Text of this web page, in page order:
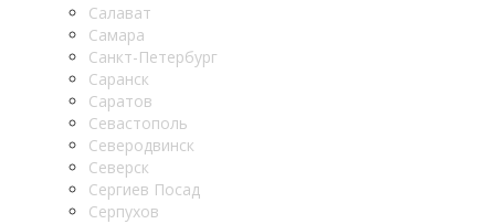
Салават
Самара
Санкт-Петербург
Саранск
Саратов
Севастополь
Северодвинск
Северск
Сергиев Посад
Серпухов